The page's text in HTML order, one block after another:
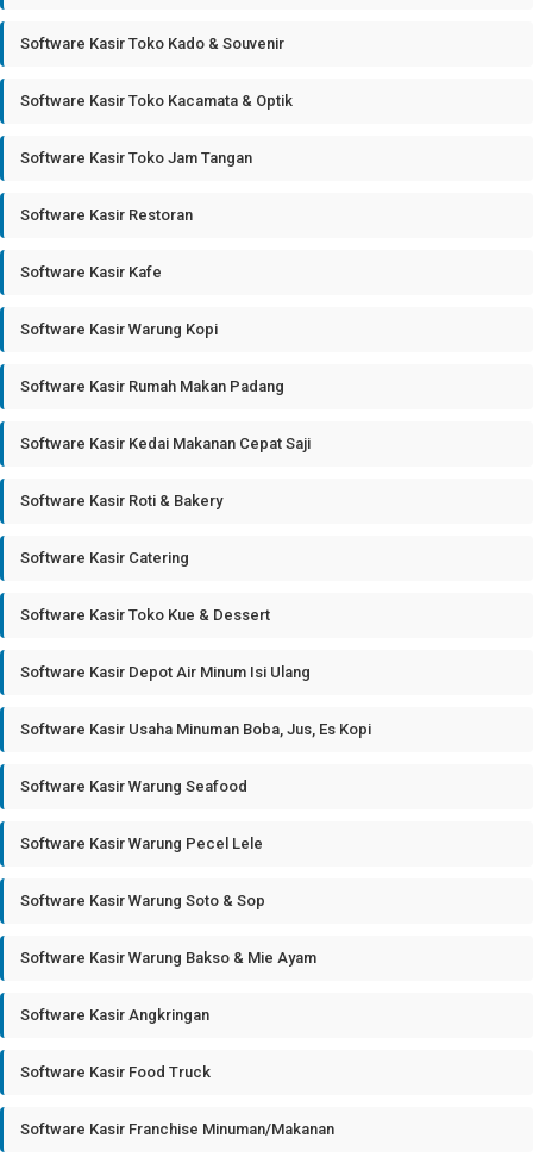
Software Kasir Toko Kado & Souvenir
Software Kasir Toko Kacamata & Optik
Software Kasir Toko Jam Tangan
Software Kasir Restoran
Software Kasir Kafe
Software Kasir Warung Kopi
Software Kasir Rumah Makan Padang
Software Kasir Kedai Makanan Cepat Saji
Software Kasir Roti & Bakery
Software Kasir Catering
Software Kasir Toko Kue & Dessert
Software Kasir Depot Air Minum Isi Ulang
Software Kasir Usaha Minuman Boba, Jus, Es Kopi
Software Kasir Warung Seafood
Software Kasir Warung Pecel Lele
Software Kasir Warung Soto & Sop
Software Kasir Warung Bakso & Mie Ayam
Software Kasir Angkringan
Software Kasir Food Truck
Software Kasir Franchise Minuman/Makanan